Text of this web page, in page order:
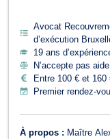
Avocat
d’exécution
19 ans
N’accepte pas
Entre 100 € et 160
Premier rendez-
À propos : Maître